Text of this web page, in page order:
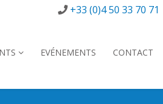
+33 (0)4 50 33 70 71
EVÉNEMENTS CONTACT